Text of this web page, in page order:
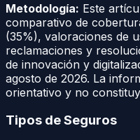
Metodología: Este
comparativo de
(35%), valoraciones de
reclamaciones y
de innovación y
agosto de 2026. La
orientativo y no
Tipos de Seguros